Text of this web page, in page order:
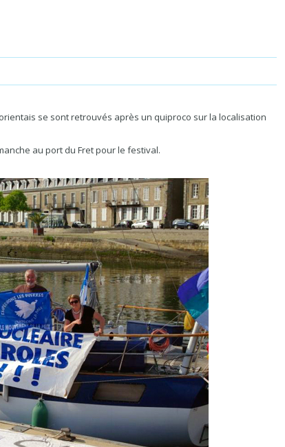
se sont retrouvés après un quiproco sur la localisation
au port du Fret pour le festival.